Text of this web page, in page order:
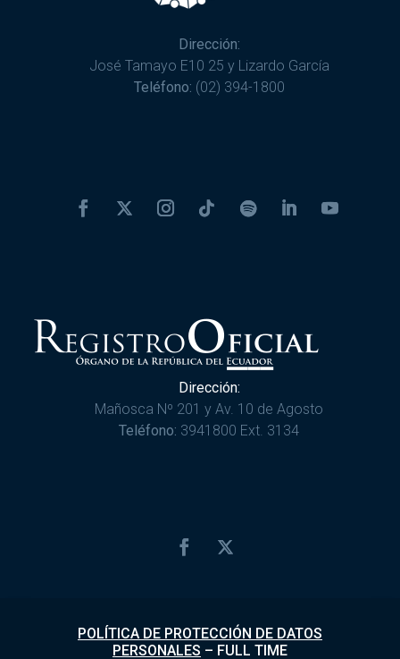
Dirección:
José Tamayo E10 25 y Lizardo García
Teléfono: (02) 394-1800
Dirección:
Mañosca Nº 201 y Av. 10 de Agosto
Teléfono: 3941800 Ext. 3134
POLÍTICA DE PROTECCIÓN DE DATOS
PERSONALES – FULL TIME